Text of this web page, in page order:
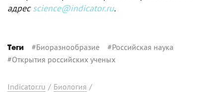
адресscience@indicator.ru.
Теги #Биоразнообразие #Российская наука
#Открытия российских ученых
Indicator.ru / Биология /